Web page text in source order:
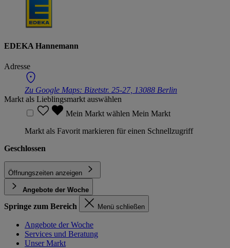
EDEKA Hannemann
Adresse
Zu Google Maps: Bizetstr. 25-27, 13088 Berlin
Markt als Lieblingsmarkt auswählen
Mein Markt wählen Mein Markt
Markt als Favorit markieren für einen Schnellzugriff
Geschlossen
Öffnungszeiten anzeigen
Angebote der Woche
Springe zum Bereich Menü schließen
Angebote der Woche
Services und Beratung
Unser Markt